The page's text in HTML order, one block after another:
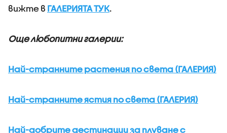
вижте в ГАЛЕРИЯТА ТУК.
Още любопитни галерии:
Най-странните растения по света (ГАЛЕРИЯ)
Най-странните ястия по света (ГАЛЕРИЯ)
Най-добрите дестинации за плуване с